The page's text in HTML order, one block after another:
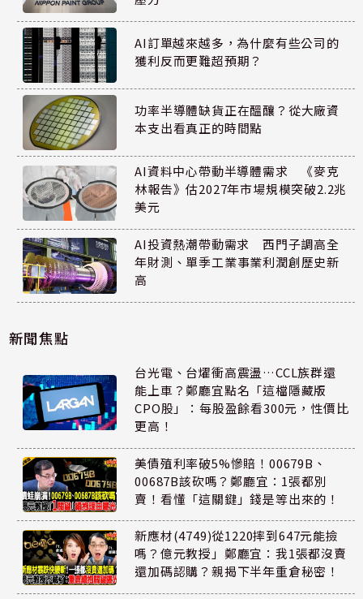
AI訂單越來越多，為什麼有些公司的
獲利反而更難超預期？
功率半導體缺貨正在醞釀？從大廠資
本支出看真正的時間點
AI資料中心帶動半導體需求 《麥克
林報告》估2027年市場規模突破2.2兆
美元
AI投資熱潮帶動需求 西門子調高全
年財測、單季工業事業利潤創歷史新
高
新聞焦點
台光電、台燿衝高震盪…CCL族群還
能上車？鄭廳宜點名「這檔隱藏版
CPO股」：每股盈餘看300元，性價比
更高！
美債殖利率破5%慘賠！00679B、
00687B該砍嗎？鄭廳宜：1張都別
賣！看懂「這關鍵」錢是等出來的！
新應材(4749)從1220摔到647元能撿
嗎？億元教授」鄭廳宜：我1張都沒賣
還加碼認購？親揭下半年重倉秘密！